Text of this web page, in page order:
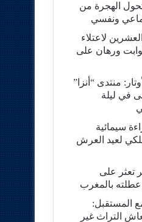
الهجرة من
ونفسي
لاعتلاء
ورهان على
منتدى “أنزا”
في ليلة
سيمائية
لعيد العرش
تعثر على
بالمغرب
المستقبل:
التراث غير